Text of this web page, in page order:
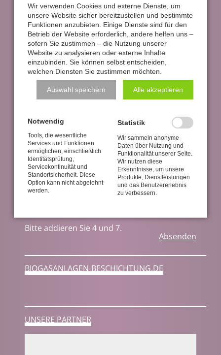
Navigation
überspringen
Impressum Datenschutz Google maps
KONTAKTFORMULAR
Bitte addieren Sie 4 und 7.
Absenden
BIOGASANLAGEN-BESCHICHTUNG.DE
UNSERE PARTNER
Wir verwenden Cookies und externe Dienste, um
unsere Website sicher bereitzustellen und bestimmte
Funktionen anzubieten. Einige Dienste sind für den
Betrieb der Website erforderlich, andere helfen uns –
sofern Sie zustimmen – die Nutzung unserer
Website zu analysieren oder externe Inhalte
einzubinden. Sie können selbst entscheiden,
welchen Diensten Sie zustimmen möchten.
Auswahl speichern Alle akzeptieren
Notwendig
Tools, die wesentliche
Services und Funktionen
ermöglichen, einschließlich
Identitätsprüfung,
Servicekontinuität und
Standortsicherheit. Diese
Option kann nicht abgelehnt
werden.
Statistik
Wir sammeln anonyme
Daten über Nutzung und -
Funktionalität unserer Seite.
Wir nutzen diese
Erkenntnisse, um unsere
Produkte, Dienstleistungen
und das Benutzererlebnis
zu verbessern.